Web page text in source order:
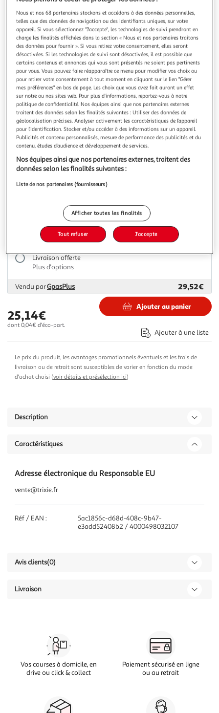
TRIXIE
Laisse sangle - TRIXIE - 209326 - flexi New NEON - 5
m - Rose fluo
Le Flexi New NEON est une laisse sangle de couleur rose
fluo, conçue avec une longueur de 5 metres pour offrir une
liberté de mouvement optimale a votre animal de
compagnie. Sa couleur vive assure une visibilité accrue,
idéale pour les promenades nocturnes ou dans des
environnements a faible luminos
En savoir +
Vendu par 2KINGS
Livraison dès 4/5 jours
4,99€
Plus d'options
Vendu par2KINGS
Livr. ou retrait dès 1/2 semaines
Plus d'options
Vendu parMultishop 27,14€
Livraison offerte
Plus d'options
Vendu parGpasPlus 29,52€
25,14€
dont 0,04€ d'éco-part.
Ajouter au panier
Ajouter à une liste
Le prix du produit, les avantages promotionnels éventuels et les frais de
livraison ou de retrait sont susceptibles de varier en fonction du mode
d'achat choisi (voir détails et présélection ici)
Description
Caractéristiques
Adresse électronique du Responsable EU
vente@trixie.fr
Réf / EAN :
5ac1856c-d68d-408c-9b47-
e3add52408b2 / 4000498032107
Avis clients(0)
Livraison
Vos courses à domicile, en
drive ou click & collect
Paiement sécurisé en ligne
ou au retrait
Nous et nos 68 partenaires stockons et accédons à des données personnelles,
telles que des données de navigation ou des identifiants uniques, sur votre
appareil. Si vous sélectionnez "J'accepte", les technologies de suivi prendront en
charge les finalités affichées dans la section « Nous et nos partenaires traitons
des données pour fournir ». Si vous retirez votre consentement, elles seront
désactivées. Si les technologies de suivi sont désactivées, il est possible que
certains contenus et annonces qui vous sont présentés ne soient pas pertinents
pour vous. Vous pouvez faire réapparaître ce menu pour modifier vos choix ou
pour retirer votre consentement à tout moment en cliquant sur le lien "Gérer
mes préférences" en bas de page. Les choix que vous avez fait auront un effet
sur notre ou nos sites web. Pour plus d’informations, reportez-vous à notre
politique de confidentialité. Nos équipes ainsi que nos partenaires externes
traitent des données selon les finalités suivantes : Utiliser des données de
géolocalisation précises. Analyser activement les caractéristiques de l’appareil
pour l’identification. Stocker et/ou accéder à des informations sur un appareil.
Publicités et contenu personnalisés, mesure de performance des publicités et du
contenu, études d’audience et développement de services.
Nos équipes ainsi que nos partenaires externes, traitent des
données selon les finalités suivantes :
Liste de nos partenaires (fournisseurs)
Afficher toutes les finalités
Tout refuser J'accepte